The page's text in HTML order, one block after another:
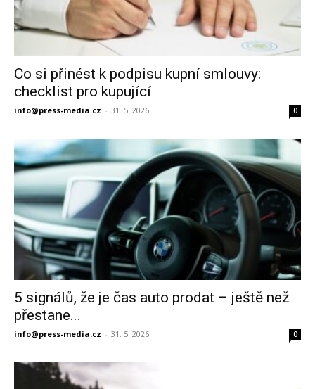
Co si přinést k podpisu kupní smlouvy:
checklist pro kupující
info@press-media.cz - 31. 5. 2026 0
5 signálů, že je čas auto prodat – ještě než
přestane...
info@press-media.cz - 31. 5. 2026 0